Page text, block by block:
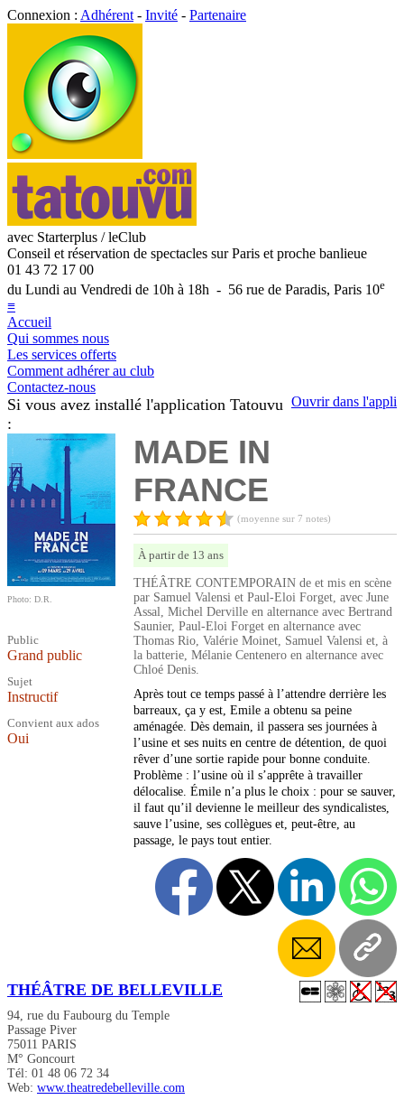
Connexion : Adhérent - Invité - Partenaire
avec Starterplus / leClub
Conseil et réservation de spectacles sur Paris et proche banlieue
01 43 72 17 00
du Lundi au Vendredi de 10h à 18h - 56 rue de Paradis, Paris 10e
≡
Accueil
Qui sommes nous
Les services offerts
Comment adhérer au club
Contactez-nous
Ouvrir dans l'appli
Si vous avez installé l'application Tatouvu
:
Photo: D.R.
Public
Grand public
Sujet
Instructif
Convient aux ados
Oui
MADE IN
FRANCE
(moyenne sur 7 notes)
À partir de 13 ans
THÉÂTRE CONTEMPORAIN de et mis en scène
par Samuel Valensi et Paul-Eloi Forget, avec June
Assal, Michel Derville en alternance avec Bertrand
Saunier, Paul-Eloi Forget en alternance avec
Thomas Rio, Valérie Moinet, Samuel Valensi et, à
la batterie, Mélanie Centenero en alternance avec
Chloé Denis.
Après tout ce temps passé à l’attendre derrière les
barreaux, ça y est, Emile a obtenu sa peine
aménagée. Dès demain, il passera ses journées à
l’usine et ses nuits en centre de détention, de quoi
rêver d’une sortie rapide pour bonne conduite.
Problème : l’usine où il s’apprête à travailler
délocalise. Émile n’a plus le choix : pour se sauver,
il faut qu’il devienne le meilleur des syndicalistes,
sauve l’usine, ses collègues et, peut-être, au
passage, le pays tout entier.
THÉÂTRE DE BELLEVILLE
94, rue du Faubourg du Temple
Passage Piver
75011 PARIS
M° Goncourt
Tél: 01 48 06 72 34
Web: www.theatredebelleville.com